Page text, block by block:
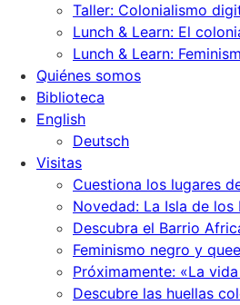
Taller: Colonialismo
Lunch & Learn: El
Lunch & Learn:
Quiénes somos
Biblioteca
English
Deutsch
Visitas
Cuestiona los lugares
Novedad: La Isla de
Descubra el Barrio
Feminismo negro y
Próximamente: «La
Descubre las huellas